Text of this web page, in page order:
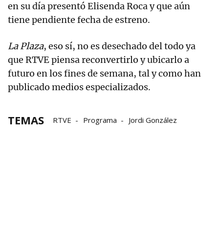
en su día presentó Elisenda Roca y que aún
tiene pendiente fecha de estreno.
La Plaza, eso sí, no es desechado del todo ya
que RTVE piensa reconvertirlo y ubicarlo a
futuro en los fines de semana, tal y como han
publicado medios especializados.
TEMAS RTVE Programa Jordi González